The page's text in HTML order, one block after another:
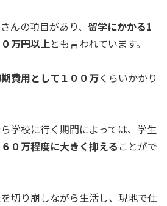
んの項目があり、 留学にかかる1
万円以上とも言われています。
費用として１００万くらいかかり
学校に行く期間によっては、学生
６０万程度に大きく抑える ことがで
切り崩しながら生活し、現地で仕